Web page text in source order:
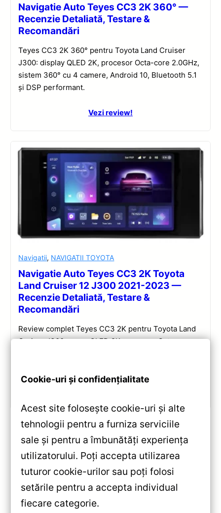
Navigatie Auto Teyes CC3 2K 360° —
Recenzie Detaliată, Testare &
Recomandări
Teyes CC3 2K 360° pentru Toyota Land Cruiser
J300: display QLED 2K, procesor Octa-core 2.0GHz,
sistem 360° cu 4 camere, Android 10, Bluetooth 5.1
și DSP performant.
Vezi review!
Navigatii, NAVIGATII TOYOTA
Navigatie Auto Teyes CC3 2K Toyota
Land Cruiser 12 J300 2021-2023 —
Recenzie Detaliată, Testare &
Recomandări
Review complet Teyes CC3 2K pentru Toyota Land
Cruiser J300: ecran QLED 2K, procesor Octa-core
«Navigație Teyes CC2 Plus Ford
EcoSport 2014-2023 —
Recenzie Detaliată, Testare &
Recomandări
Cookie-uri și confidențialitate
Acest site folosește cookie-uri și alte
tehnologii pentru a furniza serviciile
sale și pentru a îmbunătăți experiența
utilizatorului. Poți accepta utilizarea
tuturor cookie-urilor sau poți folosi
setările pentru a accepta individual
fiecare categorie.